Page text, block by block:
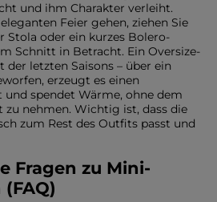
und ihm Charakter verleiht.
Feier gehen, ziehen Sie
Stola oder ein kurzes Bolero-
Schnitt in Betracht. Ein Oversize-
der letzten Saisons – über ein
erzeugt es einen
und spendet Wärme, ohne dem
nehmen. Wichtig ist, dass die
zum Rest des Outfits passt und
Fragen zu Mini-